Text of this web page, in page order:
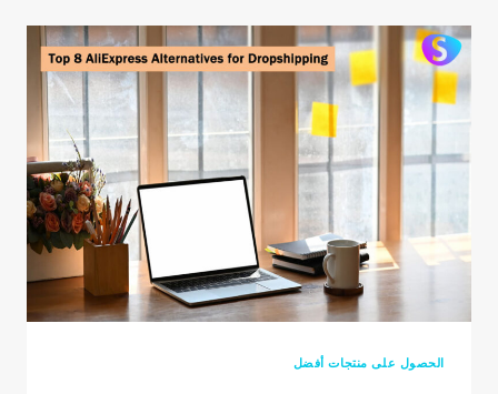
الطباعة
الخاصة
بك
الطلب
الحصول على منتجات أفضل